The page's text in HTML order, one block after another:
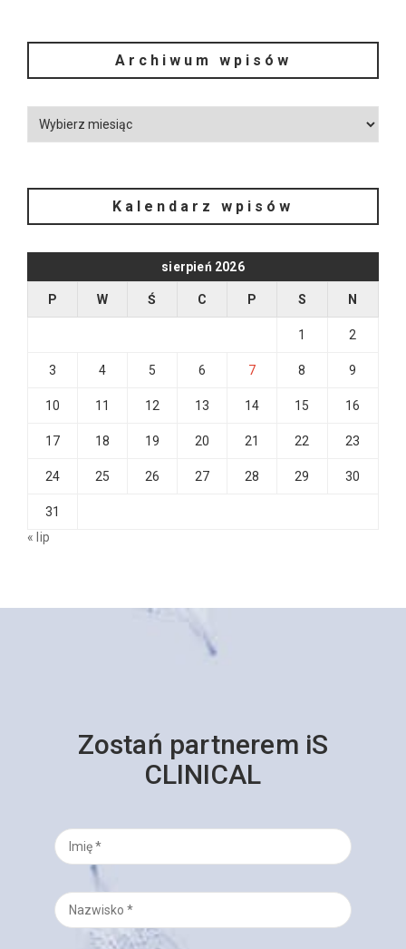
Archiwum wpisów
Kalendarz wpisów
sierpień 2026
P W Ś C P S N
1 2
3 4 5 6 7 8 9
10 11 12 13 14 15 16
17 18 19 20 21 22 23
24 25 26 27 28 29 30
31
« lip
Zostań partnerem iS
CLINICAL